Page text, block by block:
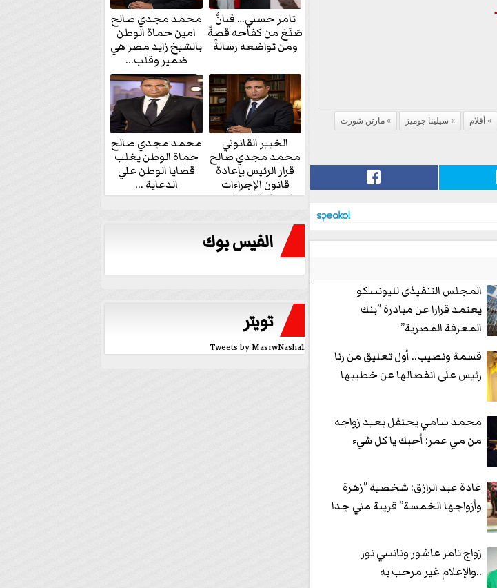
أفلام سيلينا جوميز مارتن شورت
المجلس التنفيذى لليونسكو
يعتمد قرارا عن مبادرة ”بنك
المعرفة المصرية”
قسمة ونصيب.. أول تعليق من رنا
رئيس على انفصالها عن خطيبها
محمد سامي يحتفل بعيد زواجه
من مي عمر: أحبك يا كل شيء
غادة عبد الرازق: شخصية ”زهرة
وأزواجها الخمسة” قريبة مني جدا
زواج تامر عاشور ونانسي نور
..والإعلام غير مرحب به
تامر حسني… فنانٌ
صَنَعَ من كفاحه قصةً
ومن تواضعه رسالةً
محمد مجدي صالح
امين حماة الوطن
بالشيخ زايد مصر هي
ضمير وقلب...
الخبير القانوني
محمد مجدي صالح
قرار الرئيس بإعادة
قانون الإجراءات
الجنائية للنواب...
محمد مجدي صالح
حماة الوطن يغلب
قضايا الوطن علي
الدعاية ...
الفيس بوك
تويتر
Tweets by MasrwNasha1